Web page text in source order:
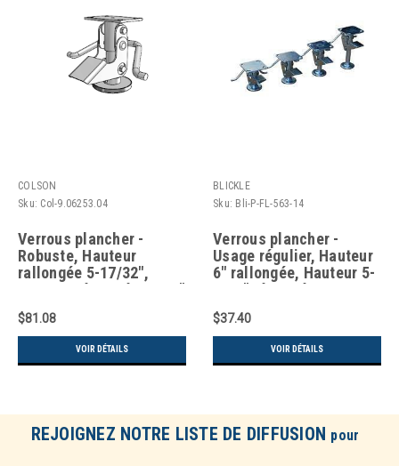
COLSON
Sku: Col-9.06253.04
Verrous plancher -
Robuste, Hauteur
rallongée 5-17/32",
Hauteur rétractée 4-1/2"
$81.08
VOIR DÉTAILS
BLICKLE
Sku: Bli-P-FL-563-14
Verrous plancher -
Usage régulier, Hauteur
6" rallongée, Hauteur 5-
3/32" rétractée,
$37.40
VOIR DÉTAILS
REJOIGNEZ NOTRE LISTE DE DIFFUSION pour